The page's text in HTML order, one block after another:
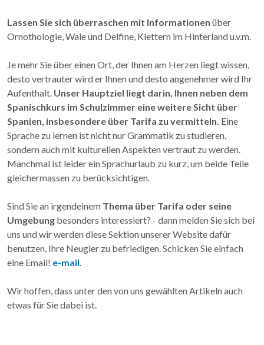
Lassen Sie sich überraschen mit Informationen über
Ornothologie, Wale und Delfine, Klettern im Hinterland u.v.m.
Je mehr Sie über einen Ort, der Ihnen am Herzen liegt wissen,
desto vertrauter wird er Ihnen und desto angenehmer wird Ihr
Aufenthalt. Unser Hauptziel liegt darin, Ihnen neben dem
Spanischkurs im Schulzimmer eine weitere Sicht über
Spanien, insbesondere über Tarifa zu vermitteln. Eine
Sprache zu lernen ist nicht nur Grammatik zu studieren,
sondern auch mit kulturellen Aspekten vertraut zu werden.
Manchmal ist leider ein Sprachurlaub zu kurz, um beide Teile
gleichermassen zu berücksichtigen.
Sind Sie an irgendeinem Thema über Tarifa oder seine
Umgebung besonders interessiert? - dann melden Sie sich bei
uns und wir werden diese Sektion unserer Website dafür
benutzen, Ihre Neugier zu befriedigen. Schicken Sie einfach
eine Email! e-mail.
Wir hoffen, dass unter den von uns gewählten Artikeln auch
etwas für Sie dabei ist.